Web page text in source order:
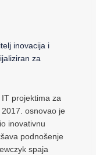
inovacija i
za
projektima za
osnovao je
inovativnu
podnošenje
spaja